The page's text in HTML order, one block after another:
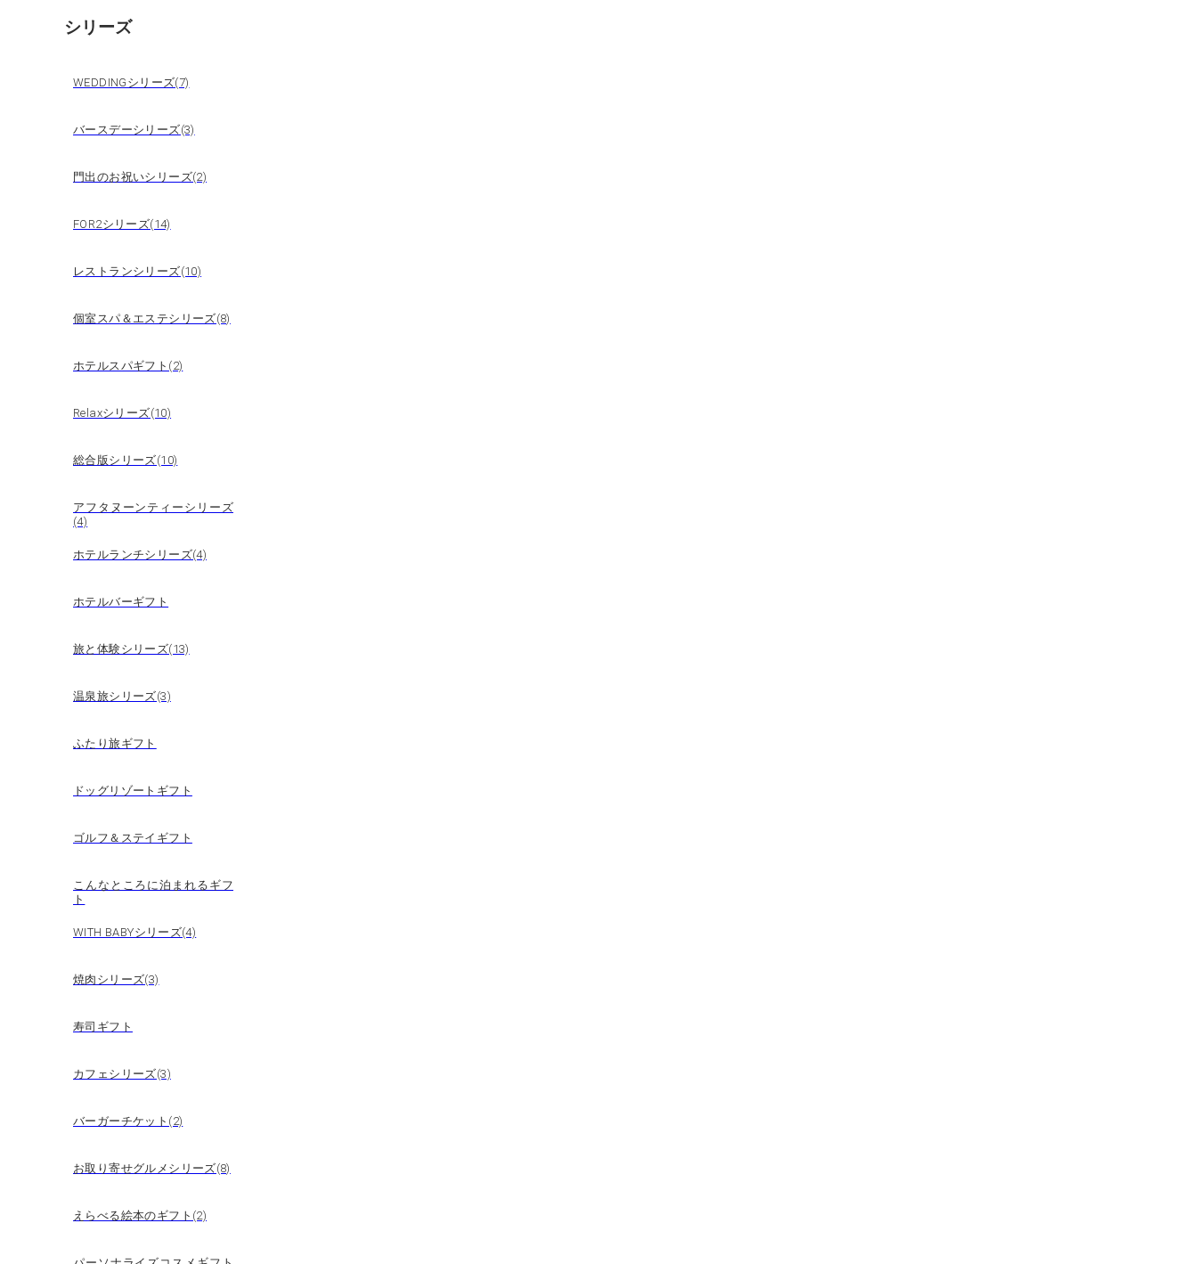
シリーズ
WEDDINGシリーズ(7)
バースデーシリーズ(3)
門出のお祝いシリーズ(2)
FOR2シリーズ(14)
レストランシリーズ(10)
個室スパ＆エステシリーズ(8)
ホテルスパギフト(2)
Relaxシリーズ(10)
総合版シリーズ(10)
アフタヌーンティーシリーズ
(4)
ホテルランチシリーズ(4)
ホテルバーギフト
旅と体験シリーズ(13)
温泉旅シリーズ(3)
ふたり旅ギフト
ドッグリゾートギフト
ゴルフ＆ステイギフト
こんなところに泊まれるギフ
ト
WITH BABYシリーズ(4)
焼肉シリーズ(3)
寿司ギフト
カフェシリーズ(3)
バーガーチケット(2)
お取り寄せグルメシリーズ(8)
えらべる絵本のギフト(2)